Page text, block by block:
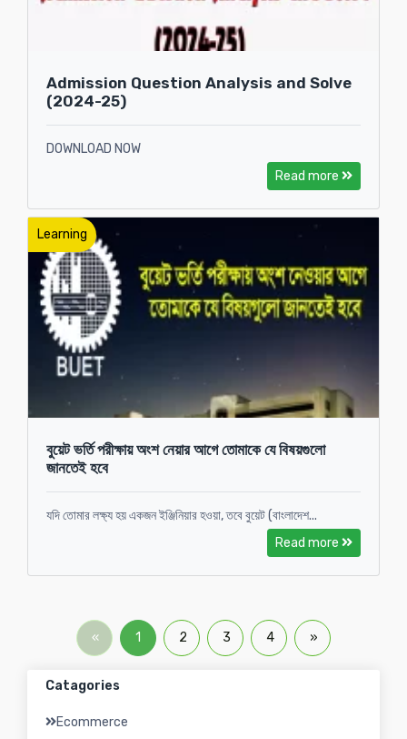
Catagories
Ecommerce
Admission Question Analysis and Solve
(2024-25)
DOWNLOAD NOW
Read more
Learning
বুয়েট ভর্তি পরীক্ষায় অংশ নেয়ার আগে তোমাকে যে বিষয়গুলো
জানতেই হবে
যদি তোমার লক্ষ্য হয় একজন ইঞ্জিনিয়ার হওয়া, তবে বুয়েট (বাংলাদেশ...
Read more
« 1 2 3 4 »